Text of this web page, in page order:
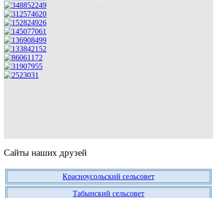
Сайты наших друзей
Красноусольский сельсовет
Табынский сельсовет